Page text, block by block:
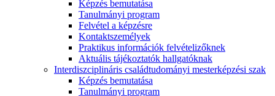
Képzés bemutatása
Tanulmányi program
Felvétel a képzésre
Kontaktszemélyek
Praktikus információk felvételizőknek
Aktuális tájékoztatók hallgatóknak
Interdiszciplináris családtudományi mesterképzési szak
Képzés bemutatása
Tanulmányi program